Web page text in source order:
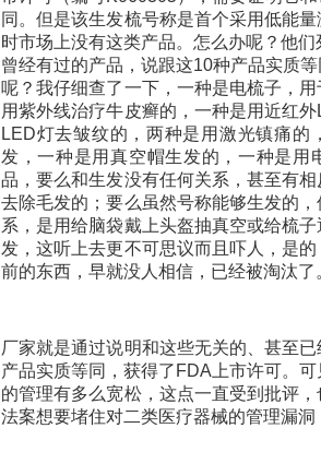
同。但是该生发梳号称是首个采用低能
时市场上没有这类产品。怎么办呢？他
曾经有过的产品，说跟这10种产品实质
呢？我仔细查了一下，一种是电梳子，
用紫外线治疗牛皮癣的，一种是用近红
LED灯去皱纹的，两种是用激光镇痛的
发，一种是用真空帽生发的，一种是用
品，要么和生发没有任何关系，甚至有
去除毛发的；要么虽然号称能够生发的
系，是用给脑袋戴上头盔抽真空或给梳
发，这听上去更不可思议而且吓人，是
前的东西，早就没人相信，已经被淘汰了
厂家就是通过说明和这些无关的、甚至
产品实质等同，获得了FDA上市许可。
的管理有多么宽松，这点一直受到批评
法案想要堵住对二类医疗器械的管理漏